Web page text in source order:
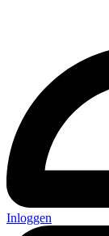
Inloggen